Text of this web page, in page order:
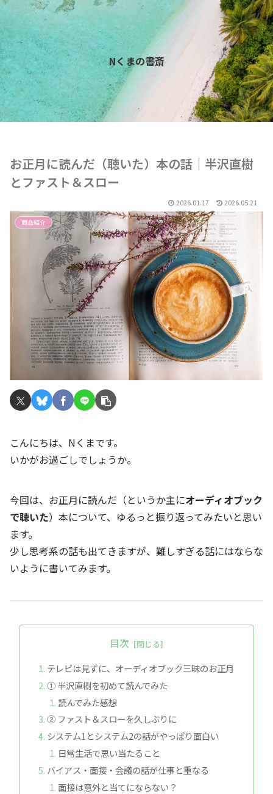
Nくまの書斎
お正月に読んだ（聴いた）本の話｜半沢直樹
とファスト＆スロー
2026.01.17 2026.05.21
商品紹介
こんにちは、Nくまです。
いかがお過ごしでしょうか。
今回は、お正月に読んだ（というか主にオーディオブック
で聴いた）本について、ゆるっと振り返ってみたいと思い
ます。
少し思考系の話も出てきますが、難しすぎる話にはならな
いように書いてみます。
目次
テレビは見ずに、オーディオブック三昧のお正月
① 半沢直樹を初めて読んでみた
読んでみた感想
② ファスト＆スローを久しぶりに
システム1とシステム2の話がやっぱり面白い
日常生活で思い当たること
バイアス・面接・会議の話が仕事と重なる
面接は意外と当てにならない？